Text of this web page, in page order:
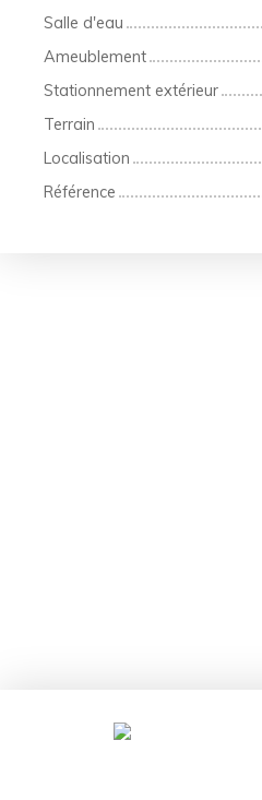
Salle d'eau
Ameublement
Stationnement extérieur
Terrain
Localisation
Référence